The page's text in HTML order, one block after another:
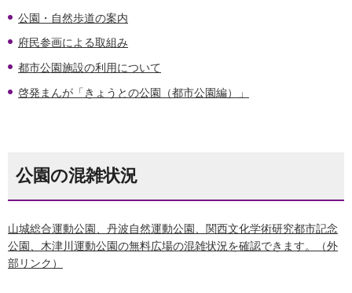
公園・自然歩道の案内
府民参画による取組み
都市公園施設の利用について
啓発まんが「きょうとの公園（都市公園編）」
公園の混雑状況
山城総合運動公園、丹波自然運動公園、関西文化学術研究都市記念
公園、木津川運動公園の無料広場の混雑状況を確認できます。（外
部リンク）